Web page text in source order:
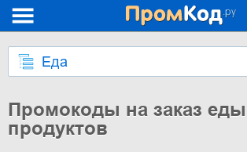
Еда
Промокоды на заказ
продуктов